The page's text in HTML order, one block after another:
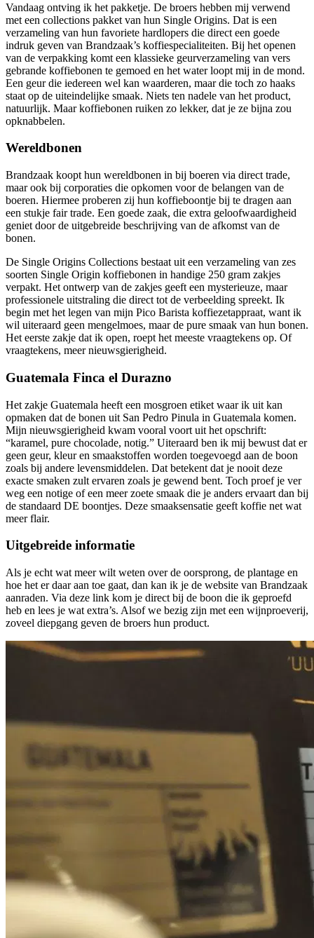
Vandaag ontving ik het pakketje. De broers hebben mij verwend
met een collections pakket van hun Single Origins. Dat is een
verzameling van hun favoriete hardlopers die direct een goede
indruk geven van Brandzaak’s koffiespecialiteiten. Bij het openen
van de verpakking komt een klassieke geurverzameling van vers
gebrande koffiebonen te gemoed en het water loopt mij in de mond.
Een geur die iedereen wel kan waarderen, maar die toch zo haaks
staat op de uiteindelijke smaak. Niets ten nadele van het product,
natuurlijk. Maar koffiebonen ruiken zo lekker, dat je ze bijna zou
opknabbelen.
Wereldbonen
Brandzaak koopt hun wereldbonen in bij boeren via direct trade,
maar ook bij corporaties die opkomen voor de belangen van de
boeren. Hiermee proberen zij hun koffieboontje bij te dragen aan
een stukje fair trade. Een goede zaak, die extra geloofwaardigheid
geniet door de uitgebreide beschrijving van de afkomst van de
bonen.
De Single Origins Collections bestaat uit een verzameling van zes
soorten Single Origin koffiebonen in handige 250 gram zakjes
verpakt. Het ontwerp van de zakjes geeft een mysterieuze, maar
professionele uitstraling die direct tot de verbeelding spreekt. Ik
begin met het legen van mijn Pico Barista koffiezetappraat, want ik
wil uiteraard geen mengelmoes, maar de pure smaak van hun bonen.
Het eerste zakje dat ik open, roept het meeste vraagtekens op. Of
vraagtekens, meer nieuwsgierigheid.
Guatemala Finca el Durazno
Het zakje Guatemala heeft een mosgroen etiket waar ik uit kan
opmaken dat de bonen uit San Pedro Pinula in Guatemala komen.
Mijn nieuwsgierigheid kwam vooral voort uit het opschrift:
“karamel, pure chocolade, notig.” Uiteraard ben ik mij bewust dat er
geen geur, kleur en smaakstoffen worden toegevoegd aan de boon
zoals bij andere levensmiddelen. Dat betekent dat je nooit deze
exacte smaken zult ervaren zoals je gewend bent. Toch proef je ver
weg een notige of een meer zoete smaak die je anders ervaart dan bij
de standaard DE boontjes. Deze smaaksensatie geeft koffie net wat
meer flair.
Uitgebreide informatie
Als je echt wat meer wilt weten over de oorsprong, de plantage en
hoe het er daar aan toe gaat, dan kan ik je de website van Brandzaak
aanraden. Via deze link kom je direct bij de boon die ik geproefd
heb en lees je wat extra’s. Alsof we bezig zijn met een wijnproeverij,
zoveel diepgang geven de broers hun product.